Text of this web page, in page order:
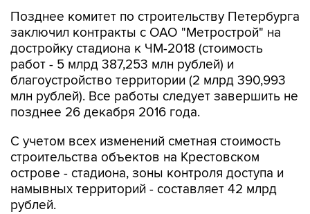
Позднее комитет по строительству Петербурга
заключил контракты с ОАО "Метрострой" на
достройку стадиона к ЧМ-2018 (стоимость
работ - 5 млрд 387,253 млн рублей) и
благоустройство территории (2 млрд 390,993
млн рублей). Все работы следует завершить не
позднее 26 декабря 2016 года.
С учетом всех изменений сметная стоимость
строительства объектов на Крестовском
острове - стадиона, зоны контроля доступа и
намывных территорий - составляет 42 млрд
рублей.